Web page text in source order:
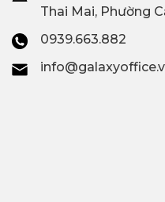
Thai Mai, Phường
0939.663.882